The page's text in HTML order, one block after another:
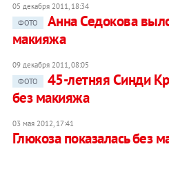
05 декабря 2011, 18:34
ФОТО
Анна Седокова
макияжа
09 декабря 2011, 08:05
ФОТО
45-летняя Синди
без макияжа
03 мая 2012, 17:41
Глюкоза показалась без